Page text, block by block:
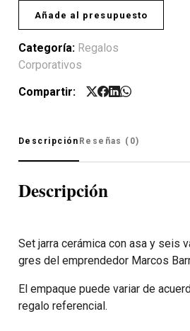
Añade al presupuesto
Categoría: Regalos
Corporativos
Compartir:
Descripción Reseñas (0)
Descripción
Set jarra cerámica con asa y seis
gres del emprendedor Marcos
El empaque puede variar de
regalo referencial.